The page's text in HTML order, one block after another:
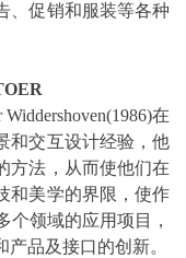
、促销和服装等各种
在
和交互设计经验，他
方法，从而使他们在
和美学的界限，使作
个领域的应用项目，
品及接口的创新。